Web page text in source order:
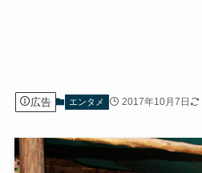
広告 エンタメ 2017年10月7日